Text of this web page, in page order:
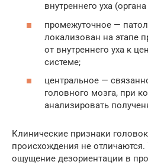
внутреннего уха
промежуточное —
локализован на этапе
от внутреннего уха к
системе;
центральное —
головного мозга, при
анализировать
Клинические признаки
происхождения не
ощущение дезориентации в